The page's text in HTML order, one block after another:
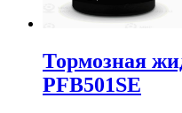
Тормозная
PFB501SE